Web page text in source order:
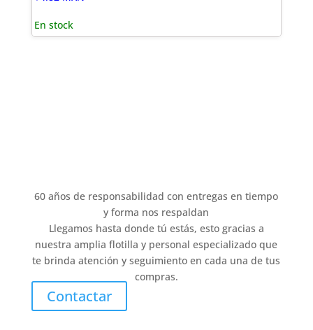
En stock
60 años de responsabilidad con entregas en tiempo
y forma nos respaldan
Llegamos hasta donde tú estás, esto gracias a
nuestra amplia flotilla y personal especializado que
te brinda atención y seguimiento en cada una de tus
compras.
Contactar